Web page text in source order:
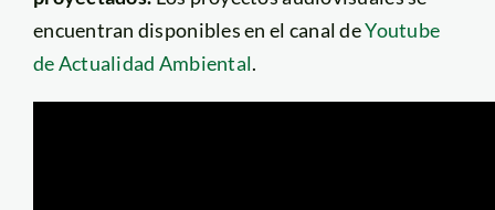
encuentran disponibles en el canal deYoutube
de Actualidad Ambiental.